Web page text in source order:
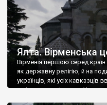
Ялта. Вірменська
Вірменія першою серед
як державну релігію, й на
українців, які усіх
є відданими вірянами Христа